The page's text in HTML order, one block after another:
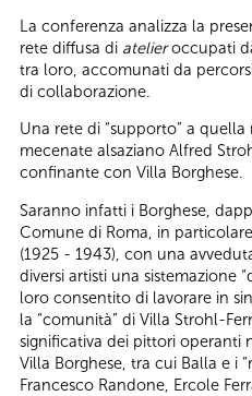
La conferenza analizza la
rete diffusa di atelieroccupati
tra loro, accomunati da
di collaborazione.
Una rete di “supporto” a
mecenate alsaziano Alfred
confinante con Villa Borghese.
Saranno infatti i Borghese,
Comune di Roma, in
(1925 - 1943), con una
diversi artisti una sistemazione
loro consentito di lavorare in
la “comunità” di Villa Strohl-
significativa dei pittori operanti
Villa Borghese, tra cui Balla e i
Francesco Randone, Ercole